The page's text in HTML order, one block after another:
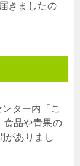
きましたの
ター内「こ
食品や青果の
がありまし